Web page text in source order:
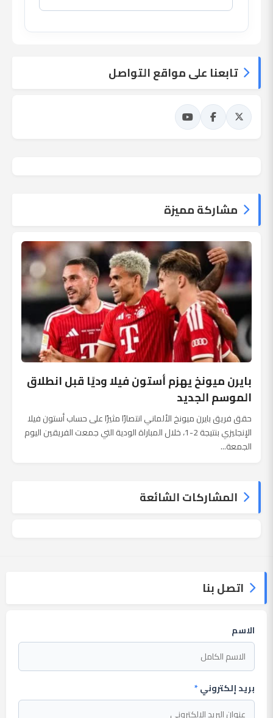
تابعنا على مواقع التواصل
مشاركة مميزة
بايرن ميونخ يهزم أستون فيلا وديًا قبل انطلاق
الموسم الجديد
حقق فريق بايرن ميونخ الألماني انتصارًا مثيرًا على حساب أستون فيلا
الإنجليزي بنتيجة 2-1، خلال المباراة الودية التي جمعت الفريقين اليوم
الجمعة...
المشاركات الشائعة
اتصل بنا
الاسم
بريد إلكتروني*